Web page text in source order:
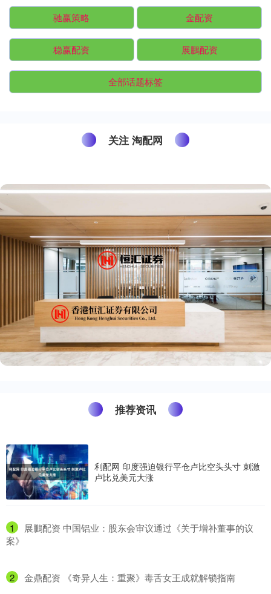
驰赢策略 金配资
稳赢配资 展鵬配资
全部话题标签
关注 淘配网
推荐资讯
利配网 印度强迫银行平仓卢比空头头寸 刺激
卢比兑美元大涨
1
​展鵬配资 中国铝业：股东会审议通过《关于增补董事的议
案》
2 ​金鼎配资 《奇异人生：重聚》毒舌女王成就解锁指南